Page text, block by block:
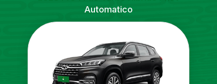
Automatico